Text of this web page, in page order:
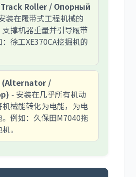
Roller / Опорный
装在履带式工程机械的
撑机器重量并引导履带
徐工XE370CA挖掘机的
(Alternator /
- 安装在几乎所有机动
械能转化为电能，为电
例如：久保田M7040拖
。